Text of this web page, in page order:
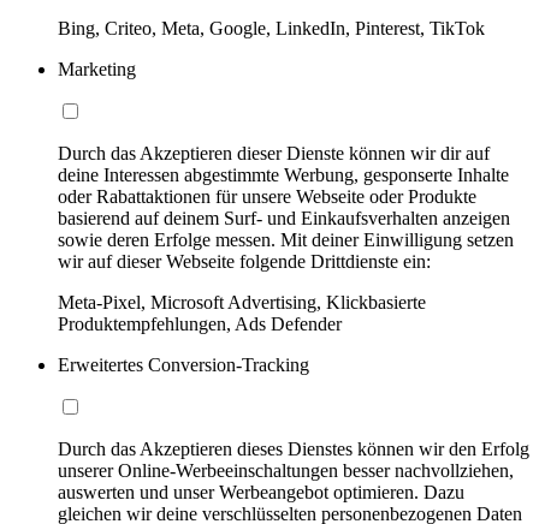
Bing, Criteo, Meta, Google, LinkedIn, Pinterest, TikTok
Marketing
Durch das Akzeptieren dieser Dienste können wir dir auf
deine Interessen abgestimmte Werbung, gesponserte Inhalte
oder Rabattaktionen für unsere Webseite oder Produkte
basierend auf deinem Surf- und Einkaufsverhalten anzeigen
sowie deren Erfolge messen. Mit deiner Einwilligung setzen
wir auf dieser Webseite folgende Drittdienste ein:
Meta-Pixel, Microsoft Advertising, Klickbasierte
Produktempfehlungen, Ads Defender
Erweitertes Conversion-Tracking
Durch das Akzeptieren dieses Dienstes können wir den Erfolg
unserer Online-Werbeeinschaltungen besser nachvollziehen,
auswerten und unser Werbeangebot optimieren. Dazu
gleichen wir deine verschlüsselten personenbezogenen Daten